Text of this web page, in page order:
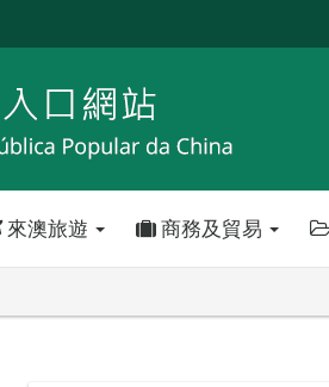
來澳旅遊 商務及貿易